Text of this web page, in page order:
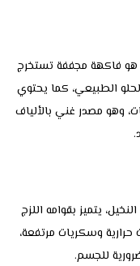
هو فاكهة مجففة تستخرج
الطبيعي، كما يحتوي
وهو مصدر غني بالألياف
يتميز بقوامه اللزج
وسكريات مرتفعة،
للجسم.